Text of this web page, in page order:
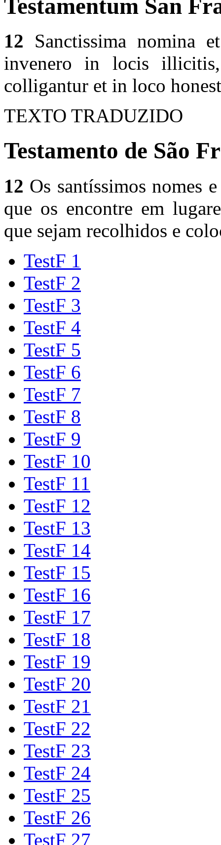
Testamentum San
12 Sanctissima nomina
invenero in locis
colligantur et in loco
TEXTO TRADUZIDO
Testamento de São
12 Os santíssimos nomes
que os encontre em
que sejam recolhidos e
TestF 1
TestF 2
TestF 3
TestF 4
TestF 5
TestF 6
TestF 7
TestF 8
TestF 9
TestF 10
TestF 11
TestF 12
TestF 13
TestF 14
TestF 15
TestF 16
TestF 17
TestF 18
TestF 19
TestF 20
TestF 21
TestF 22
TestF 23
TestF 24
TestF 25
TestF 26
TestF 27